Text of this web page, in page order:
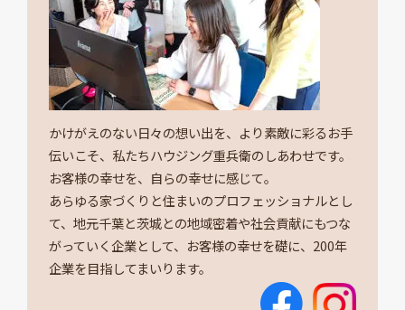
かけがえのない日々の想い出を、より素敵に彩るお手
伝いこそ、私たちハウジング重兵衛のしあわせです。
お客様の幸せを、自らの幸せに感じて。
あらゆる家づくりと住まいのプロフェッショナルとし
て、地元千葉と茨城との地域密着や社会貢献にもつな
がっていく企業として、お客様の幸せを礎に、200年
企業を目指してまいります。